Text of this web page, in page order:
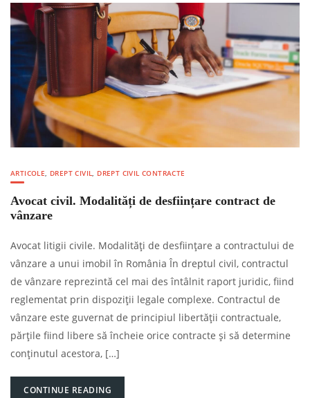
ARTICOLE, DREPT CIVIL, DREPT CIVIL CONTRACTE
Avocat civil. Modalități de desființare contract de
vânzare
Avocat litigii civile. Modalități de desființare a contractului de
vânzare a unui imobil în România În dreptul civil, contractul
de vânzare reprezintă cel mai des întâlnit raport juridic, fiind
reglementat prin dispoziții legale complexe. Contractul de
vânzare este guvernat de principiul libertății contractuale,
părțile fiind libere să încheie orice contracte și să determine
conținutul acestora, […]
CONTINUE READING